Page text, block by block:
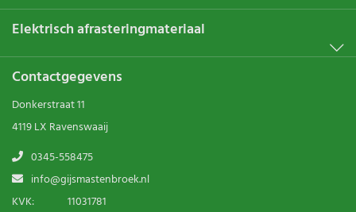
Elektrisch afrasteringmateriaal
Contactgegevens
Donkerstraat 11
4119 LX Ravenswaaij
0345-558475
info@gijsmastenbroek.nl
KVK:
11031781